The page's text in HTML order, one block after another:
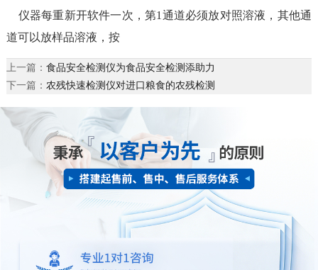
仪器每重新开软件一次，第1通道必须放对照溶液，其他通
道可以放样品溶液，按
上一篇： 食品安全检测仪为食品安全检测添助力
下一篇： 农残快速检测仪对进口粮食的农残检测